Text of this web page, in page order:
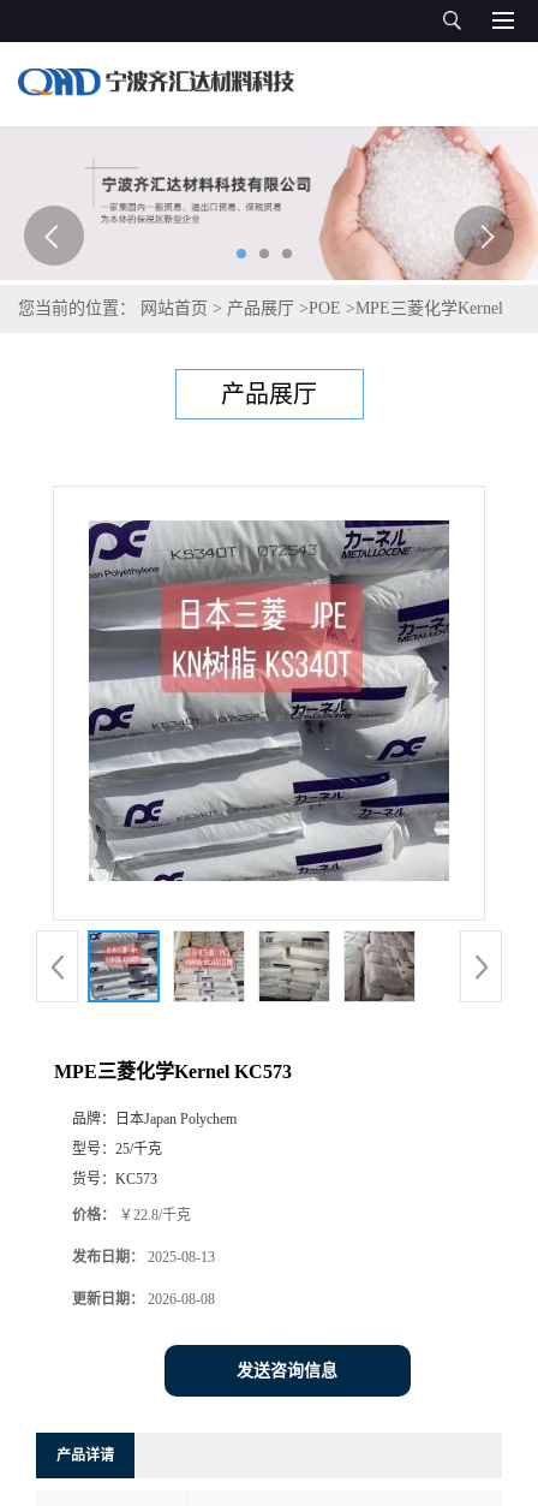
您当前的位置： 网站首页 > 产品展厅 >POE >MPE三菱化学Kernel
产品展厅
MPE三菱化学Kernel KC573
品牌：
日本Japan Polychem
型号： 25/千克
货号： KC573
价格： ￥22.8/千克
发布日期： 2025-08-13
更新日期： 2026-08-08
发送咨询信息
产品详请